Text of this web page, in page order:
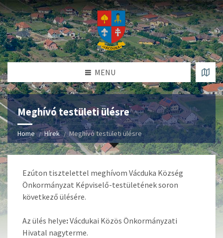
MENU
Meghívó testületi ülésre
Home Hírek Meghívó testületi ülésre
Ezúton tisztelettel meghívom Vácduka Község
Önkormányzat Képviselő-testületének soron
következő ülésére.
Az ülés helye:Vácdukai Közös Önkormányzati
Hivatal nagyterme.